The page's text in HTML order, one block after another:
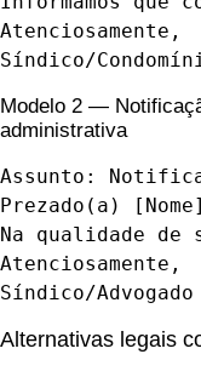
Atenciosamente,
Síndico/
Modelo 2 —
administrativa
Assunto:
Prezado(a)
Na qualidade
Atenciosamente,
Síndico/
Alternativas legais